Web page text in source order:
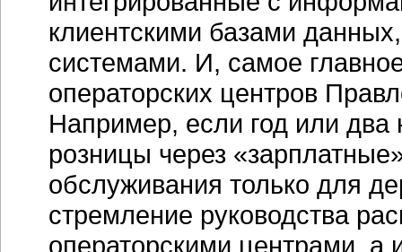
клиентскими базами
системами. И, самое
операторских центров
Например, если год или
розницы через
обслуживания только для
стремление руководства
операторскими центрами, а